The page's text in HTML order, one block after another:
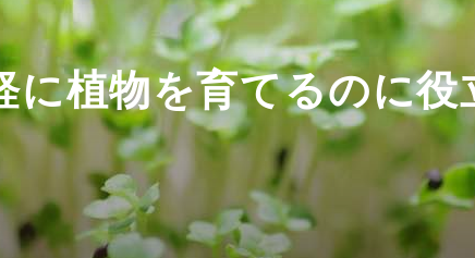
に植物を育てるのに